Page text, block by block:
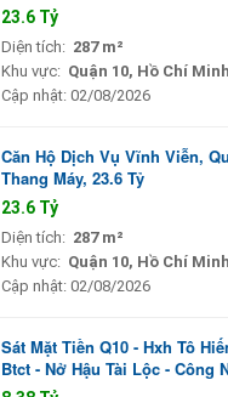
23.6 Tỷ
Diện tích: 287 m²
Khu vực: Quận 10, Hồ Chí Minh
Cập nhật: 02/08/2026
Căn Hộ Dịch Vụ Vĩnh Viễn,
Thang Máy, 23.6 Tỷ
23.6 Tỷ
Diện tích: 287 m²
Khu vực: Quận 10, Hồ Chí Minh
Cập nhật: 02/08/2026
Sát Mặt Tiền Q10 - Hxh Tô
Btct - Nở Hậu Tài Lộc - Công